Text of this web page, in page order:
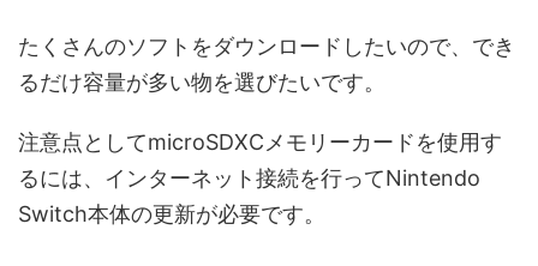
たくさんのソフトをダウンロードしたいので、でき
るだけ容量が多い物を選びたいです。
注意点としてmicroSDXCメモリーカードを使用す
るには、インターネット接続を行ってNintendo
Switch本体の更新が必要です。